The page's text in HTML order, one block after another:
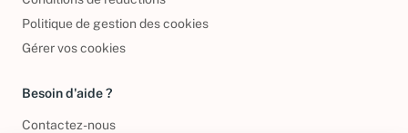
Politique de gestion des cookies
Gérer vos cookies
Besoin d'aide ?
Contactez-nous